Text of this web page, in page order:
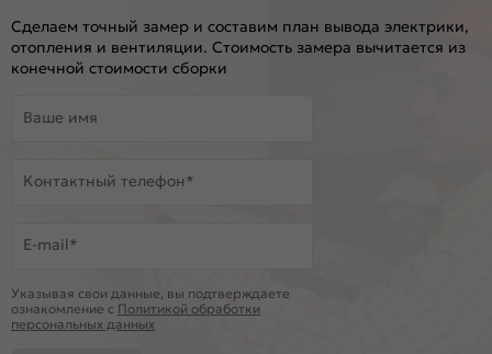
Сделаем точный замер и составим план вывода электрики,
отопления и вентиляции. Стоимость замера вычитается из
конечной стоимости сборки
Ваше имя
Контактный телефон*
E-mail*
Указывая свои данные, вы подтверждаете
ознакомление c Политикой обработки
персональных данных